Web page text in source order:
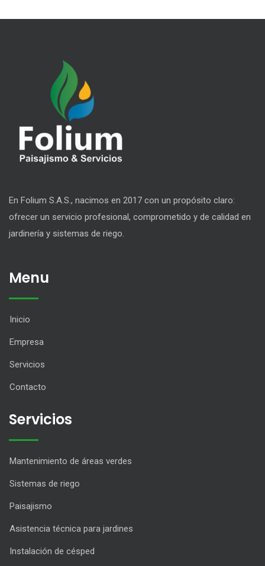
En Folium S.A.S., nacimos en 2017 con un propósito claro:
ofrecer un servicio profesional, comprometido y de calidad en
jardinería y sistemas de riego.
Menu
Inicio
Empresa
Servicios
Contacto
Servicios
Mantenimiento de áreas verdes
Sistemas de riego
Paisajismo
Asistencia técnica para jardines
Instalación de césped